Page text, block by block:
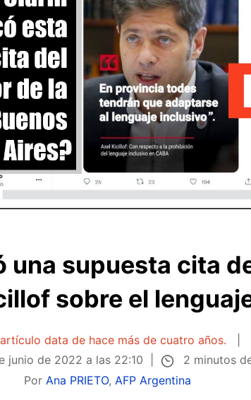
una supuesta cita
sobre el
data de hace más de cuatro años.
junio de 2022 a las 22:10
2 minutos
Por Ana PRIETO, AFP Argentina